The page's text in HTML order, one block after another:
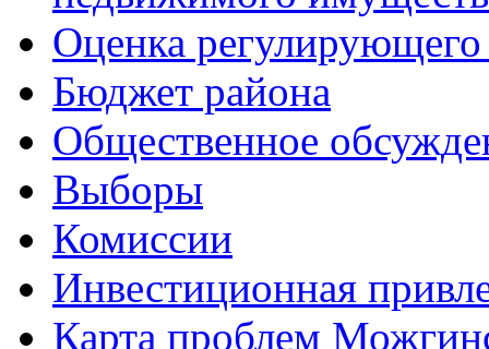
Оценка регулирующего
Бюджет района
Общественное
Выборы
Комиссии
Инвестиционная
Карта проблем